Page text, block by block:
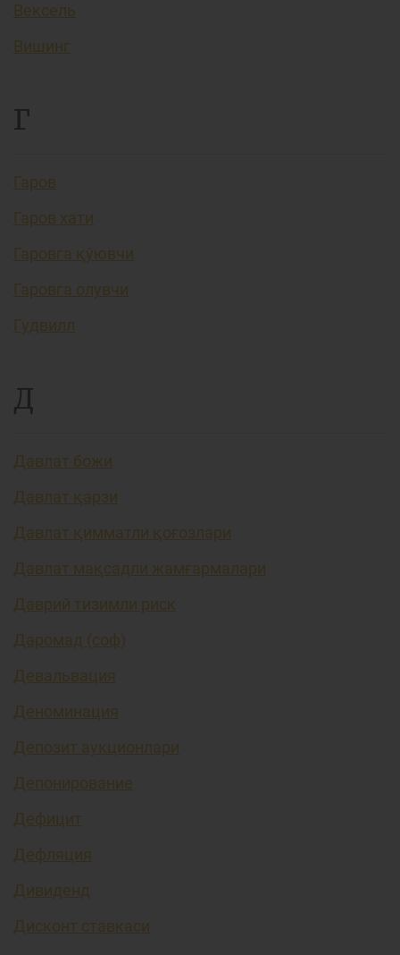
Вексель
Вишинг
Г
Гаров
Гаров хати
Гаровга қўювчи
Гаровга олувчи
Гудвилл
Д
Давлат божи
Давлат қарзи
Давлат қимматли қоғозлари
Давлат мақсадли жамғармалари
Даврий тизимли риск
Даромад (соф)
Девальвация
Деноминация
Депозит аукционлари
Депонирование
Дефицит
Дефляция
Дивиденд
Дисконт ставкаси